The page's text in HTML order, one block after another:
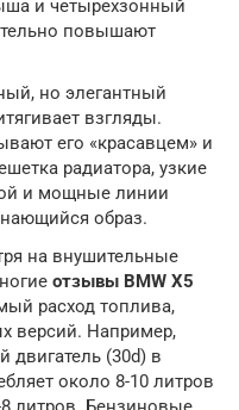
и четырехзонный
повышают
но элегантный
взгляды.
его «красавцем» и
радиатора, узкие
и мощные линии
образ.
на внушительные
отзывы BMW X5
расход топлива,
версий. Например,
двигатель (30d) в
около 8-10 литров